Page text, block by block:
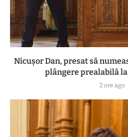
Nicușor Dan, presat să
plângere prealabilă
2 ore ago